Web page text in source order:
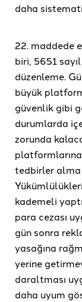
daha
22. maddede
biri, 5651
düzenleme.
büyük
güvenlik gibi
durumlarda
zorunda
tedbirler
kademeli
para cezası
gün sonra
yasağına
yerine
daraltması
daha uyum